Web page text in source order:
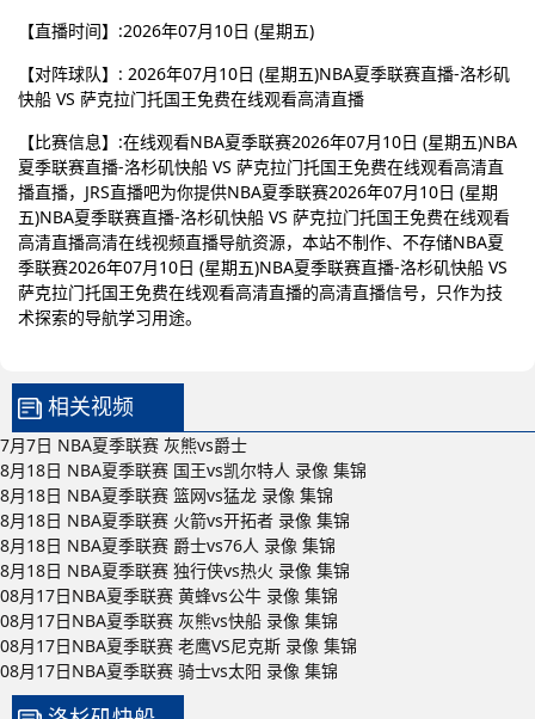
【直播时间】:2026年07月10日 (星期五)
【对阵球队】: 2026年07月10日 (星期五)NBA夏季联赛直播-洛杉矶
快船 VS 萨克拉门托国王免费在线观看高清直播
【比赛信息】:在线观看NBA夏季联赛2026年07月10日 (星期五)NBA
夏季联赛直播-洛杉矶快船 VS 萨克拉门托国王免费在线观看高清直
播直播，JRS直播吧为你提供NBA夏季联赛2026年07月10日 (星期
五)NBA夏季联赛直播-洛杉矶快船 VS 萨克拉门托国王免费在线观看
高清直播高清在线视频直播导航资源，本站不制作、不存储NBA夏
季联赛2026年07月10日 (星期五)NBA夏季联赛直播-洛杉矶快船 VS
萨克拉门托国王免费在线观看高清直播的高清直播信号，只作为技
术探索的导航学习用途。
相关视频
7月7日 NBA夏季联赛 灰熊vs爵士
8月18日 NBA夏季联赛 国王vs凯尔特人 录像 集锦
8月18日 NBA夏季联赛 篮网vs猛龙 录像 集锦
8月18日 NBA夏季联赛 火箭vs开拓者 录像 集锦
8月18日 NBA夏季联赛 爵士vs76人 录像 集锦
8月18日 NBA夏季联赛 独行侠vs热火 录像 集锦
08月17日NBA夏季联赛 黄蜂vs公牛 录像 集锦
08月17日NBA夏季联赛 灰熊vs快船 录像 集锦
08月17日NBA夏季联赛 老鹰VS尼克斯 录像 集锦
08月17日NBA夏季联赛 骑士vs太阳 录像 集锦